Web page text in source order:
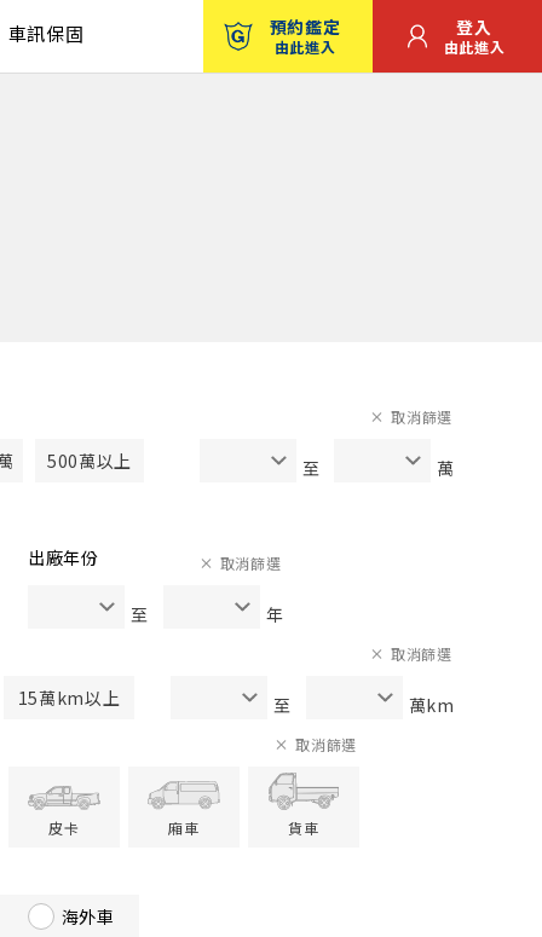
車訊保固 預約鑑定
由此進入
登入
由此進入
500萬以上 至 萬
取消篩選
出廠年份
至 年
取消篩選
15萬km以上 至 萬km
取消篩選
皮卡 廂車 貨車
取消篩選
海外車